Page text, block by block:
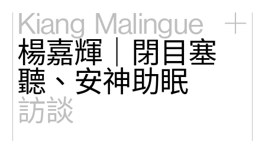
Kiang Malingue
主頁
展覽
藝術家
視頻
新訊
關於我們
楊嘉輝｜閉目塞
聽、安神助眠
訪談